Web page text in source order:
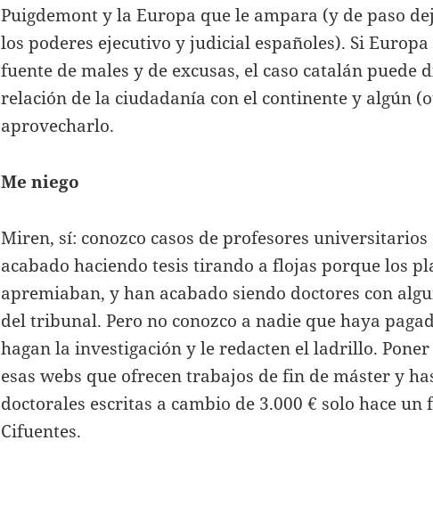
Puigdemont y la Europa que le ampara (y de paso
los poderes ejecutivo y judicial españoles). Si
fuente de males y de excusas, el caso catalán puede
relación de la ciudadanía con el continente y algún
aprovecharlo.
Me niego
Miren, sí: conozco casos de profesores universitarios
acabado haciendo tesis tirando a flojas porque los
apremiaban, y han acabado siendo doctores con
del tribunal. Pero no conozco a nadie que haya
hagan la investigación y le redacten el ladrillo.
esas webs que ofrecen trabajos de fin de máster y
doctorales escritas a cambio de 3.000 € solo hace un
Cifuentes.